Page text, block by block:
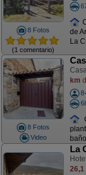
8 Fotos
(1 comentario)
de
La
8 Fotos
Video
km
La
26,1